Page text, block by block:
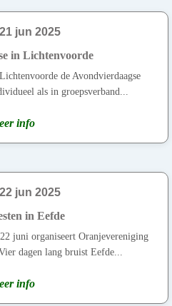
jun 2025
in Lichtenvoorde
de Avondvierdaagse
als in groepsverband...
info
jun 2025
in Eefde
juni organiseert Oranjevereniging
dagen lang bruist Eefde...
info